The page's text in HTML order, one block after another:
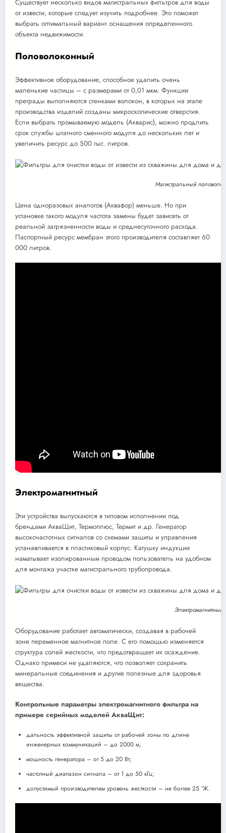
Существует несколько видов магистральных фильтров для воды
от извести, которые следует изучить подробнее. Это поможет
выбрать оптимальный вариант оснащения определенного
объекта недвижимости.
Половолоконный
Эффективное оборудование, способное удалить очень
маленькие частицы – с размерами от 0,01 мкм. Функции
преграды выполняются стенками волокон, в которых на этапе
производства изделий созданы микроскопические отверстия.
Если выбрать промываемую модель (Акварис), можно продлить
срок службы штатного сменного модуля до нескольких лет и
увеличить ресурс до 500 тыс. литров.
Магистральный
Цена одноразовых аналогов (Аквафор) меньше. Но при
установке такого модуля частота замены будет зависеть от
реальной загрязненности воды и среднесуточного расхода.
Паспортный ресурс мембран этого производителя составляет 60
000 литров.
Электромагнитный
Эти устройства выпускаются в типовом исполнении под
брендами АкваЩит, Термоплюс, Термит и др. Генератор
высокочастотных сигналов со схемами защиты и управления
устанавливается в пластиковый корпус. Катушку индукции
наматывает изолированным проводом пользователь на удобном
для монтажа участке магистрального трубопровода.
Электромагнитный
Оборудование работает автоматически, создавая в рабочей
зоне переменное магнитное поле. С его помощью изменяется
структура солей жесткости, что предотвращает их осаждение.
Однако примеси не удаляются, что позволяет сохранить
минеральные соединения и другие полезные для здоровья
вещества.
Контрольные параметры электромагнитного фильтра на
примере серийных моделей АкваЩит:
дальность эффективной защиты от рабочей зоны по длине
инженерных коммуникаций – до 2000 м;
мощность генератора – от 5 до 20 Вт;
частотный диапазон сигнала – от 1 до 50 кГц;
допустимый производителем уровень жесткости – не более 25 °Ж.